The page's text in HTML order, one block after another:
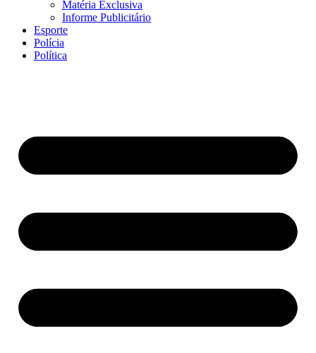
Matéria Exclusiva
Informe Publicitário
Esporte
Polícia
Política